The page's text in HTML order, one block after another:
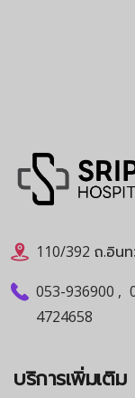
110/392 ถ.อินท
053-936900 ,
4724658
บริการเพิ่มเติม